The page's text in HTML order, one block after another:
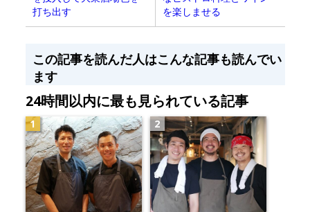
打ち出す
を楽しませる
この記事を読んだ人はこんな記事も読んでい
ます
24時間以内に最も見られている記事